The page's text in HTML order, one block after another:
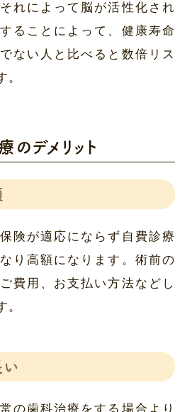
れによって脳が活性化され
ることによって、健康寿命
ない人と比べると数倍リス
。
のデメリット
険が適応にならず自費診療
り高額になります。術前の
費用、お支払い方法などし
。
の歯科治療をする場合より